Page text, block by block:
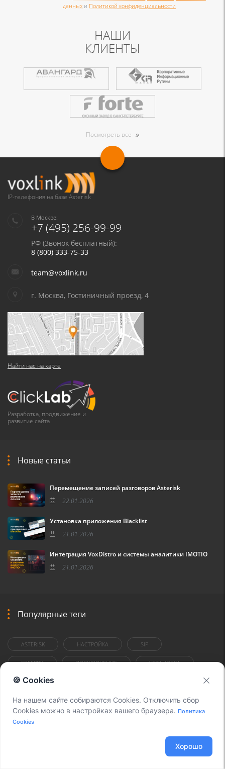
данных и Политикой конфиденциальности
НАШИ
КЛИЕНТЫ
Посмотреть все
IP-телефония на базе Asterisk
В Москве:
+7 (495) 256-99-99
РФ (Звонок бесплатный):
8 (800) 333-75-33
team@voxlink.ru
г. Москва, Гостиничный проезд, 4
Найти нас на карте
Разработка, продвижение и
развитие сайта
Новые статьи
Перемещение записей разговоров Asterisk
22.01.2026
Установка приложения Blacklist
21.01.2026
Интеграция VoxDistro и системы аналитики IMOTIO
21.01.2026
Популярные теги
ASTERISK НАСТРОЙКА SIP
FREEPBX ПОДКЛЮЧЕНИЕ УСТАНОВКА
CALL
ТИП TIME CALLERID NAT
FOR
CHANNEL
🍪 Cookies
На нашем сайте собираются Cookies. Отключить сбор
Cookies можно в настройках вашего браузера. Политика
Cookies
Хорошо